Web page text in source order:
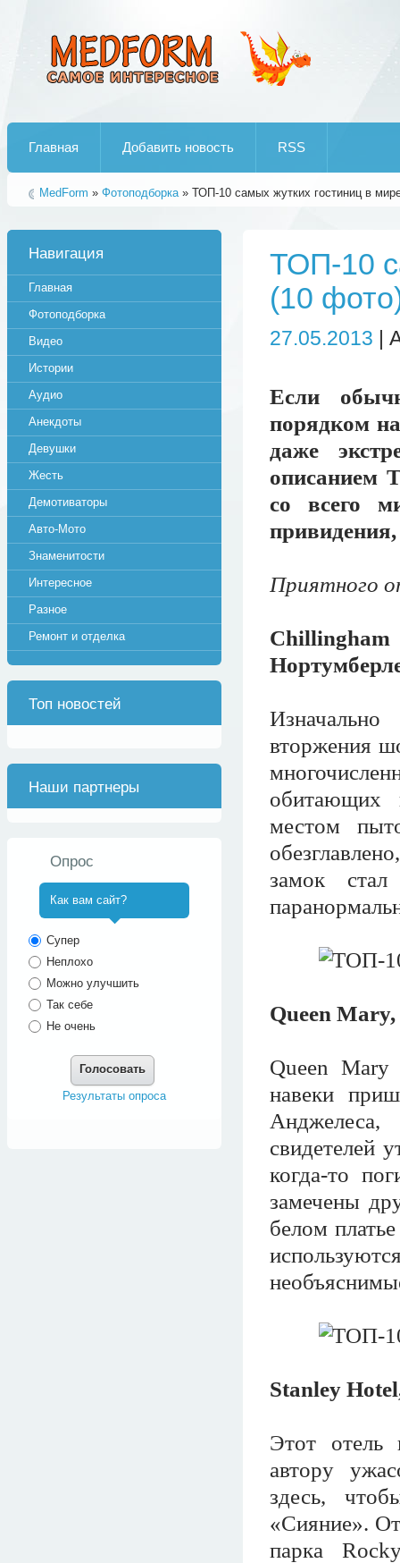
Главная Добавить новость RSS
MedForm » Фотоподборка» ТОП-10 самых жутких гостиниц в
ТОП-10
(10
27.05.2013 |
Если
порядком
даже
описанием
со всего
привидения,
Приятного
вторжения
обитающих
местом
замок
Queen
Queen
навеки
свидетелей
когда-то
замечены
белом
Stanley
Этот отель
автору
здесь,
«Сияние».
парка
Навигация
Главная
Фотоподборка
Видео
Истории
Аудио
Анекдоты
Девушки
Жесть
Демотиваторы
Авто-Мото
Знаменитости
Интересное
Разное
Ремонт и отделка
Топ новостей
Наши партнеры
Опрос
Как вам сайт?
Супер
Неплохо
Можно улучшить
Так себе
Не очень
Голосовать
Результаты опроса